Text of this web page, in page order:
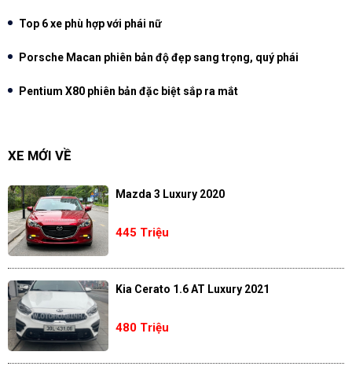
Top 6 xe phù hợp với phái nữ
Porsche Macan phiên bản độ đẹp sang trọng, quý phái
Pentium X80 phiên bản đặc biệt sắp ra mắt
XE MỚI VỀ
Mazda 3 Luxury 2020
445 Triệu
Kia Cerato 1.6 AT Luxury 2021
480 Triệu